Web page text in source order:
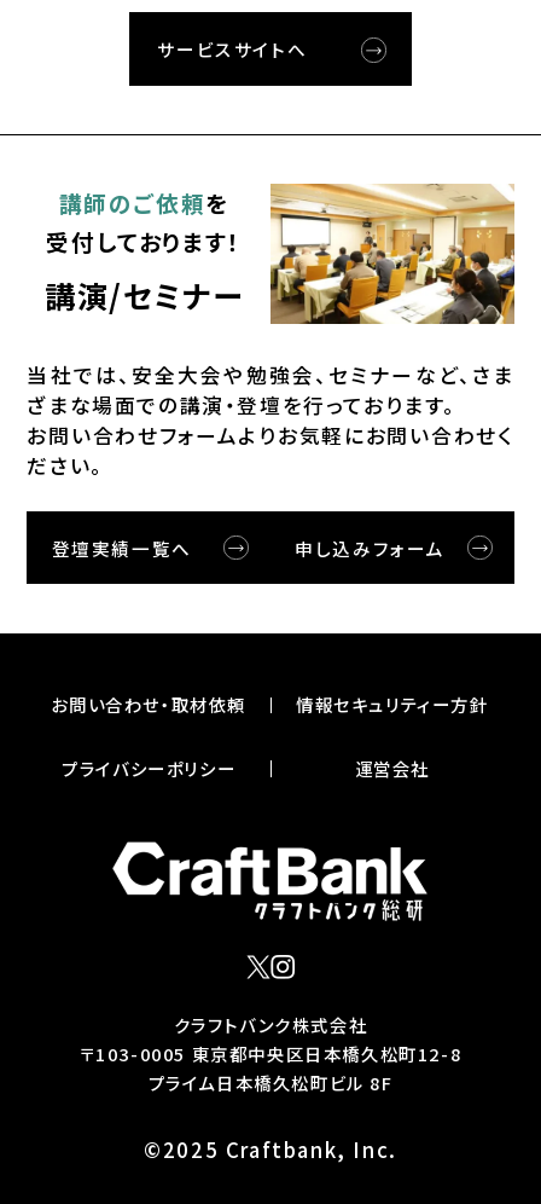
サービスサイトへ
講師のご依頼を
受付しております！
講演/セミナー
当社では、安全⼤会や勉強会、セミナーなど、さま
ざまな場⾯での講演・登壇を⾏っております。
お問い合わせフォームよりお気軽にお問い合わせく
ださい。
登壇実績一覧へ 申し込みフォーム
お問い合わせ・取材依頼 情報セキュリティー⽅針
プライバシーポリシー 運営会社
X
クラフトバンク株式会社
〒103-0005 東京都中央区⽇本橋久松町12-8
プライム⽇本橋久松町ビル 8F
©2025 Craftbank, Inc.